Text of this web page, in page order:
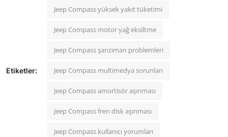
Etiketler:
Jeep Compass yüksek yakıt tüketimi
Jeep Compass motor yağ eksiltme
Jeep Compass şanzıman problemleri
Jeep Compass multimedya sorunları
Jeep Compass amortisör aşınması
Jeep Compass fren disk aşınması
Jeep Compass kullanıcı yorumları